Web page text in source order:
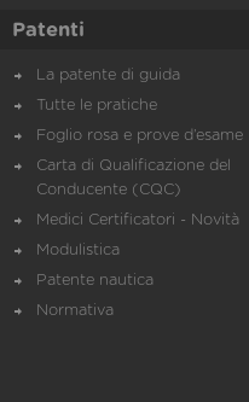
Patenti
La patente di guida
Tutte le pratiche
Foglio rosa e prove d’esame
Carta di Qualificazione del
Conducente (CQC)
Medici Certificatori - Novità
Modulistica
Patente nautica
Normativa